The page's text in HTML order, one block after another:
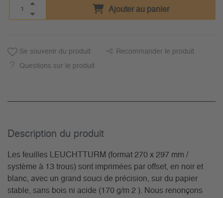
Ajouter au panier
Se souvenir du produit Recommander le produit
Questions sur le produit
Description du­ produit
Les feuilles LEUCHTTURM (format 270 x 297 mm /
système à 13 trous) sont imprimées par offset, en noir et
blanc, avec un grand souci de précision, sur du papier
stable, sans bois ni acide (170 g/m 2 ). Nous renonçons